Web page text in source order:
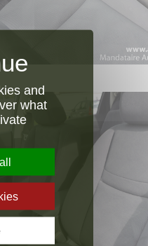
and
what